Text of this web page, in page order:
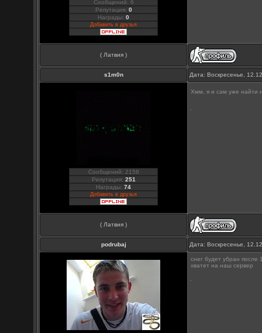
Сообщений: 6
Репутация: 0
Награды:0
Добавить в друзья
( Латвия )
s1m0n Дата: Воскресенье,
Сообщений: 2158
Репутация: 251
Награды:74
Добавить в друзья
Хмм, я и сам уже найти
( Латвия )
podrubaj Дата: Воскресенье,
снег будет убран
хватет на наш сервер